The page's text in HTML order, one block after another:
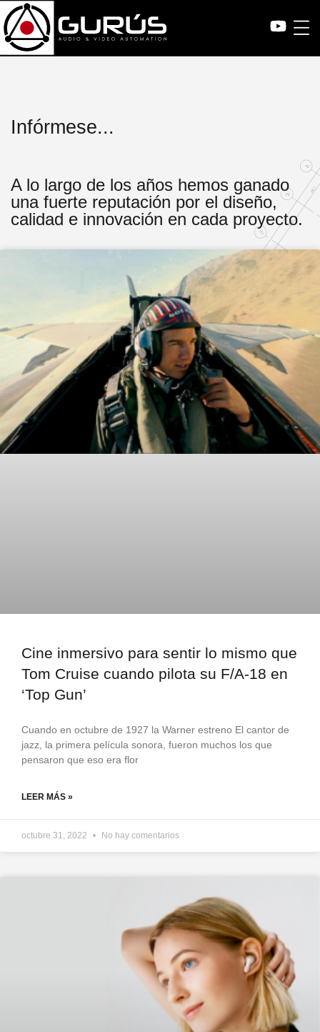
Infórmese...
A lo largo de los años hemos ganado
una fuerte reputación por el diseño,
calidad e innovación en cada proyecto.
Cine inmersivo para sentir lo mismo que
Tom Cruise cuando pilota su F/A-18 en
‘Top Gun’
Cuando en octubre de 1927 la Warner estreno El cantor de
jazz, la primera película sonora, fueron muchos los que
pensaron que eso era flor
LEER MÁS »
octubre 31, 2022 No hay comentarios